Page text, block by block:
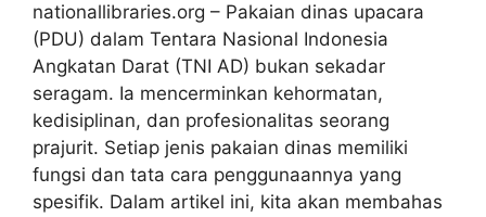
nationallibraries.org – Pakaian dinas upacara
(PDU) dalam Tentara Nasional Indonesia
Angkatan Darat (TNI AD) bukan sekadar
seragam. Ia mencerminkan kehormatan,
kedisiplinan, dan profesionalitas seorang
prajurit. Setiap jenis pakaian dinas memiliki
fungsi dan tata cara penggunaannya yang
spesifik. Dalam artikel ini, kita akan membahas